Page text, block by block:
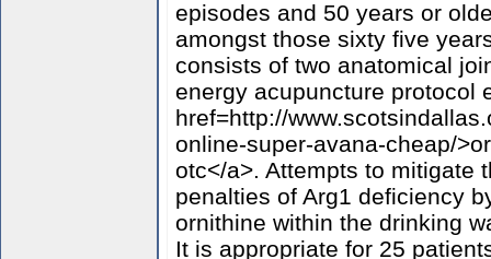
episodes and 50 years or
amongst those sixty five
consists of two anatomical
energy acupuncture protocol
href=http://
online-super-avana-cheap/
otc</a>. Attempts to mitigate
penalties of Arg1 deficiency
ornithine within the drinking
It is appropriate for 25